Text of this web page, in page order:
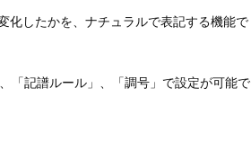
化したかを、ナチュラルで表記する機能で
「記譜ルール」、「調号」で設定が可能で